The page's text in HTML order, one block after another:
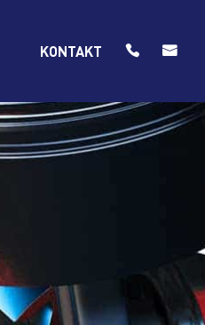
KONTAKT  